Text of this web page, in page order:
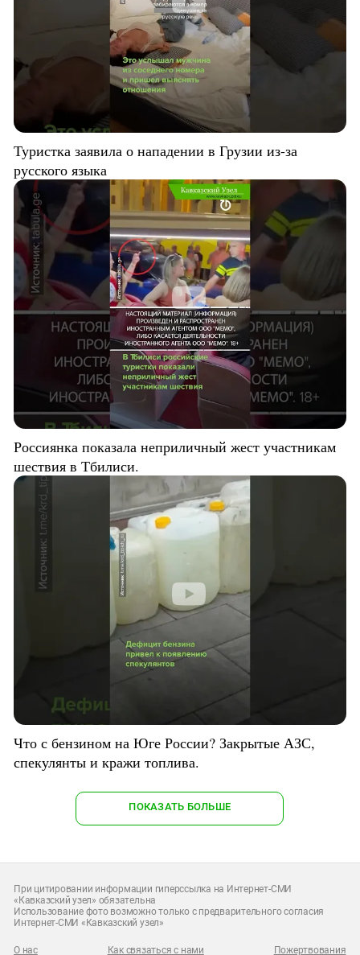
Туристка заявила о нападении в Грузии из-за
русского языка
Россиянка показала неприличный жест участникам
шествия в Тбилиси.
Что с бензином на Юге России? Закрытые АЗС,
спекулянты и кражи топлива.
ПОКАЗАТЬ БОЛЬШЕ
При цитировании информации гиперссылка на Интернет-СМИ
«Кавказский узел» обязательна
Использование фото возможно только с предварительного согласия
Интернет-СМИ «Кавказский узел»
О нас Как связаться с нами Пожертвования